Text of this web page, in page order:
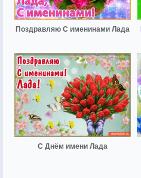
Поздравляю С именинами Лада
С Днём имени Лада